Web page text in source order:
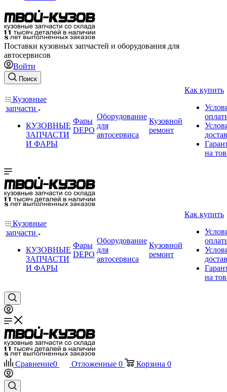
Поставки кузовных запчастей и оборудования для
автосервисов
Войти
Поиск
Кузовные
запчасти
КУЗОВНЫЕ
ЗАПЧАСТИ
И ФАРЫ
Фары
DEPO
Оборудование
для
автосервиса
Кузовной
ремонт
Как купить
на
Кузовные
запчасти
КУЗОВНЫЕ
ЗАПЧАСТИ
И ФАРЫ
Фары
DEPO
Оборудование
для
автосервиса
Кузовной
ремонт
Как купить
на
Сравнение0 Отложенные 0 Корзина 0